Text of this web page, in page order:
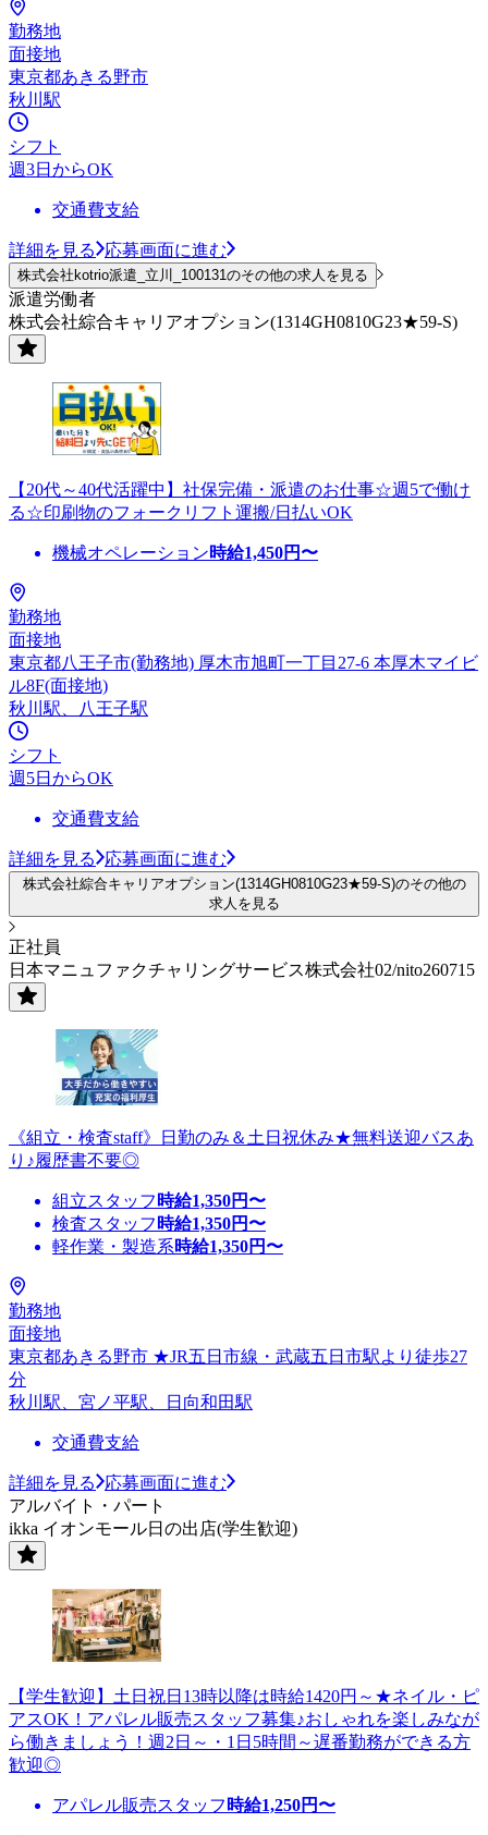
勤務地
面接地
東京都あきる野市
秋川駅
シフト
週3日からOK
交通費支給
詳細を見る 応募画面に進む
株式会社kotrio派遣_立川_100131のその他の求人を見る
派遣労働者
株式会社綜合キャリアオプション(1314GH0810G23★59-S)
【20代～40代活躍中】社保完備・派遣のお仕事☆週5で働け
る☆印刷物のフォークリフト運搬/日払いOK
機械オペレーション時給1,450円〜
勤務地
面接地
東京都八王子市(勤務地) 厚木市旭町一丁目27-6 本厚木マイビ
ル8F(面接地)
秋川駅、八王子駅
シフト
週5日からOK
交通費支給
詳細を見る 応募画面に進む
株式会社綜合キャリアオプション(1314GH0810G23★59-S)のその他の
求人を見る
正社員
日本マニュファクチャリングサービス株式会社02/nito260715
《組立・検査staff》日勤のみ＆土日祝休み★無料送迎バスあ
り♪履歴書不要◎
組立スタッフ 時給1,350円〜
検査スタッフ 時給1,350円〜
軽作業・製造系時給1,350円〜
勤務地
面接地
東京都あきる野市 ★JR五日市線・武蔵五日市駅より徒歩27
分
秋川駅、宮ノ平駅、日向和田駅
交通費支給
詳細を見る
応募画面に進む
アルバイト・パート
ikka イオンモール日の出店(学生歓迎)
【学生歓迎】土日祝日13時以降は時給1420円～★ネイル・ピ
アスOK！アパレル販売スタッフ募集♪おしゃれを楽しみなが
ら働きましょう！週2日～・1日5時間～遅番勤務ができる方
歓迎◎
アパレル販売スタッフ 時給1,250円〜